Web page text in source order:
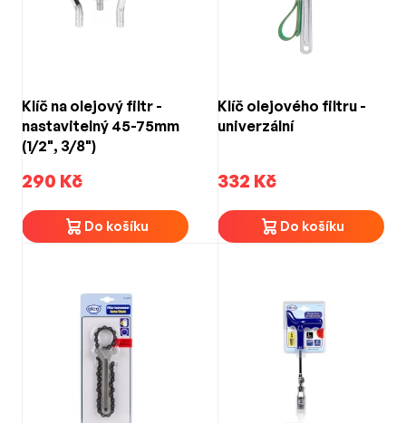
Klíč na olejový filtr -
nastavitelný 45-75mm
(1/2", 3/8")
290 Kč
Do košíku
Klíč olejového filtru -
univerzální
332 Kč
Do košíku